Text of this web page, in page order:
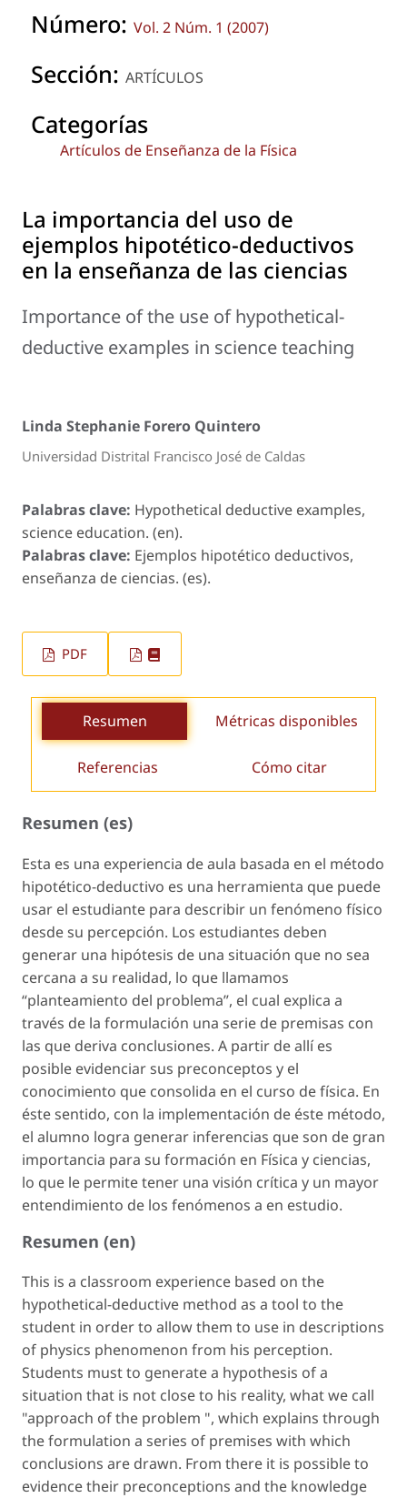
Número: Vol. 2 Núm. 1 (2007)
Sección: ARTÍCULOS
Categorías
Artículos de Enseñanza de la Física
La importancia del uso de
ejemplos hipotético-deductivos
en la enseñanza de las ciencias
Importance of the use of hypothetical-
deductive examples in science teaching
Linda Stephanie Forero Quintero
Universidad Distrital Francisco José de Caldas
Palabras clave: Hypothetical deductive examples,
science education. (en).
Palabras clave: Ejemplos hipotético deductivos,
enseñanza de ciencias. (es).
PDF
Resumen Métricas disponibles
Referencias Cómo citar
Resumen (es)
Esta es una experiencia de aula basada en el método
hipotético-deductivo es una herramienta que puede
usar el estudiante para describir un fenómeno físico
desde su percepción. Los estudiantes deben
generar una hipótesis de una situación que no sea
cercana a su realidad, lo que llamamos
“planteamiento del problema”, el cual explica a
través de la formulación una serie de premisas con
las que deriva conclusiones. A partir de allí es
posible evidenciar sus preconceptos y el
conocimiento que consolida en el curso de física. En
éste sentido, con la implementación de éste método,
el alumno logra generar inferencias que son de gran
importancia para su formación en Física y ciencias,
lo que le permite tener una visión crítica y un mayor
entendimiento de los fenómenos a en estudio.
Resumen (en)
This is a classroom experience based on the
hypothetical-deductive method as a tool to the
student in order to allow them to use in descriptions
of physics phenomenon from his perception.
Students must to generate a hypothesis of a
situation that is not close to his reality, what we call
"approach of the problem ", which explains through
the formulation a series of premises with which
conclusions are drawn. From there it is possible to
evidence their preconceptions and the knowledge